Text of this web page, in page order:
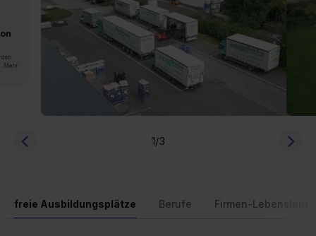
Mehr
1/3
freie Ausbildungsplätze Berufe Firmen-Lebenslauf